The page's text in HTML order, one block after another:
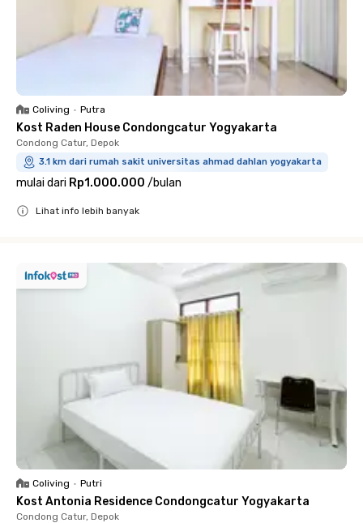
Coliving • Putra
Kost Raden House Condongcatur Yogyakarta
Condong Catur, Depok
3.1 km dari rumah sakit universitas ahmad dahlan yogyakarta
mulai dari Rp1.000.000 /bulan
Lihat info lebih banyak
Coliving • Putri
Kost Antonia Residence Condongcatur Yogyakarta
Condong Catur, Depok